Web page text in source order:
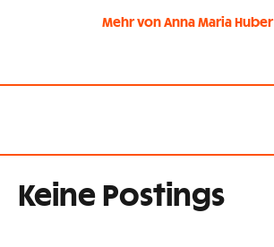
Mehr von Anna Maria Huber
Keine Postings